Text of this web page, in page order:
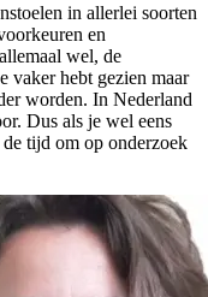
in allerlei soorten
en
wel, de
vaker hebt gezien maar
worden. In Nederland
Dus als je wel eens
tijd om op onderzoek